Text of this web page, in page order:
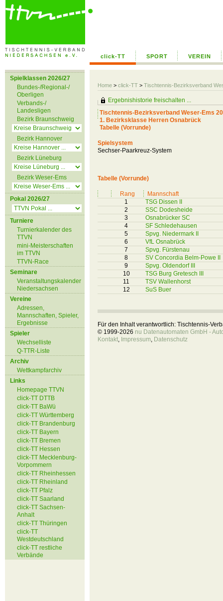
click-TT SPORT VEREIN
Home > click-TT > Tischtennis-Bezirksverband
Spielklassen 2026/27
Bundes-/Regional-/
Oberligen
Verbands-/
Landesligen
Bezirk Braunschweig
Bezirk Hannover
Bezirk Lüneburg
Bezirk Weser-Ems
Pokal 2026/27
Turniere
Turnierkalender des
TTVN
mini-Meisterschaften
im TTVN
TTVN-Race
Seminare
Veranstaltungskalender
Niedersachsen
Vereine
Adressen,
Mannschaften, Spieler,
Ergebnisse
Spieler
Wechselliste
Q-TTR-Liste
Archiv
Wettkampfarchiv
Links
Homepage TTVN
click-TT DTTB
click-TT BaWü
click-TT Württemberg
click-TT Brandenburg
click-TT Bayern
click-TT Bremen
click-TT Hessen
click-TT Mecklenburg-
Vorpommern
click-TT Rheinhessen
click-TT Rheinland
click-TT Pfalz
click-TT Saarland
click-TT Sachsen-
Anhalt
click-TT Thüringen
click-TT
Westdeutschland
click-TT restliche
Verbände
Ergebnishistorie freischalten ...
Tischtennis-Bezirksverband Weser-Ems
1. Bezirksklasse Herren Osnabrück
Tabelle (Vorrunde)
Spielsystem
Sechser-Paarkreuz-System
Tabelle (Vorrunde)
Rang
Mannschaft
1
TSG Dissen II
2
SSC Dodesheide
3
Osnabrücker SC
4
SF Schledehausen
5
Spvg. Niedermark II
6
VfL Osnabrück
7
Spvg. Fürstenau
8
SV Concordia Belm-Powe II
9
Spvg. Oldendorf III
10
TSG Burg Gretesch III
11
TSV Wallenhorst
12
SuS Buer
Für den Inhalt verantwortlich: Tischtennis-
© 1999-2026 nu Datenautomaten GmbH -
Kontakt, Impressum, Datenschutz